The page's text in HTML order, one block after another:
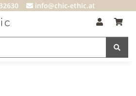
info@chic-ethic.at